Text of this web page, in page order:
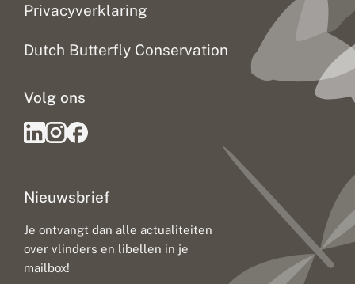
Privacyverklaring
Dutch Butterfly Conservation
Nieuwsbrief
Je ontvangt dan alle actualiteiten
over vlinders en libellen in je
mailbox!
Volg ons